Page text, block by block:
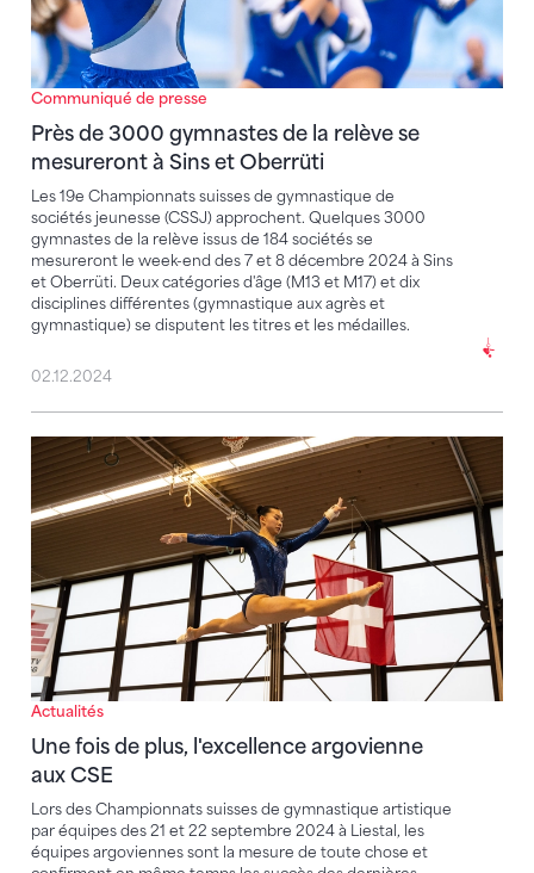
Communiqué de presse
Près de 3000 gymnastes de la relève se
mesureront à Sins et Oberrüti
Les 19e Championnats suisses de gymnastique de
sociétés jeunesse (CSSJ) approchent. Quelques 3000
gymnastes de la relève issus de 184 sociétés se
mesureront le week-end des 7 et 8 décembre 2024 à Sins
et Oberrüti. Deux catégories d'âge (M13 et M17) et dix
disciplines différentes (gymnastique aux agrès et
gymnastique) se disputent les titres et les médailles.
02.12.2024
Actualités
Une fois de plus, l'excellence argovienne
aux CSE
Lors des Championnats suisses de gymnastique artistique
par équipes des 21 et 22 septembre 2024 à Liestal, les
équipes argoviennes sont la mesure de toute chose et
Une fois de plus, l'excellence argovienne aux CSE